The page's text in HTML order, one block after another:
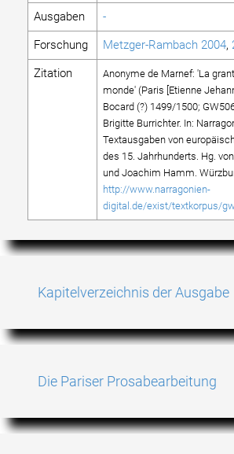
Ausgaben
-
Forschung
Metzger-Rambach 2004,
Zitation
Anonyme de Marnef: 'La
monde' (Paris [Etienne
Bocard (?) 1499/1500;
Brigitte Burrichter. In:
Textausgaben von
des 15. Jahrhunderts. Hg.
und Joachim Hamm.
http://www.narragonien-
digital.de/exist/textkorpus/
Kapitelverzeichnis der Ausgabe
Die Pariser Prosabearbeitung